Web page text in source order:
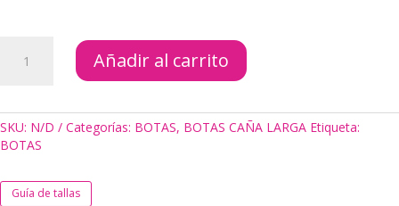
AURORA
Añadir al carrito
SKU: N/D Categorías: BOTAS, BOTAS CAÑA LARGA Etiqueta:
BOTAS
Guía de tallas